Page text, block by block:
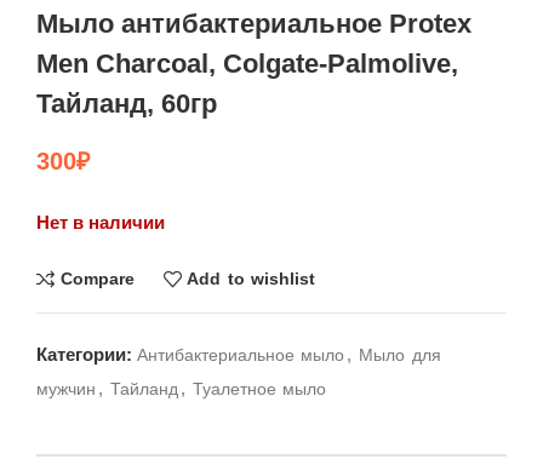
Мыло антибактериальное Protex
Men Charcoal, Colgate-Palmolive,
Тайланд, 60гр
300₽
Нет в наличии
Compare Add to wishlist
Категории: Антибактериальное мыло , Мыло для
мужчин , Тайланд , Туалетное мыло